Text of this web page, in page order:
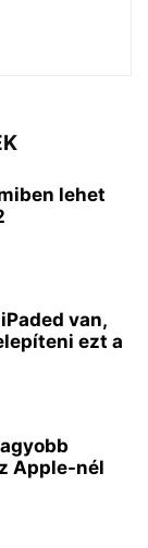
lehet
van,
ezt a
Apple-nél